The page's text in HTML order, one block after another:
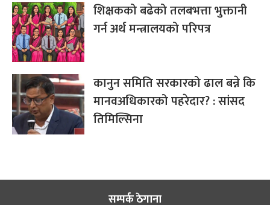
शिक्षकको बढेको तलबभत्ता भुक्तानी
गर्न अर्थ मन्त्रालयको परिपत्र
कानुन समिति सरकारको ढाल बन्ने कि
मानवअधिकारको पहरेदार? : सांसद
तिमिल्सिना
सम्पर्क ठेगाना